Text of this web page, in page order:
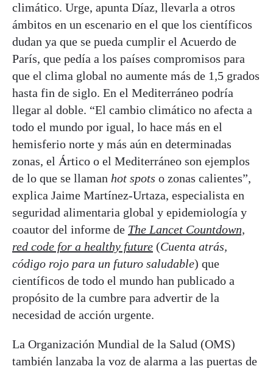
climático. Urge, apunta Díaz, llevarla a otros
ámbitos en un escenario en el que los científicos
dudan ya que se pueda cumplir el Acuerdo de
París, que pedía a los países compromisos para
que el clima global no aumente más de 1,5 grados
hasta fin de siglo. En el Mediterráneo podría
llegar al doble. “El cambio climático no afecta a
todo el mundo por igual, lo hace más en el
hemisferio norte y más aún en determinadas
zonas, el Ártico o el Mediterráneo son ejemplos
de lo que se llaman hot spots o zonas calientes”,
explica Jaime Martínez-Urtaza, especialista en
seguridad alimentaria global y epidemiología y
coautor del informe de The Lancet Countdown,
red code for a healthy future (Cuenta atrás,
código rojo para un futuro saludable) que
científicos de todo el mundo han publicado a
propósito de la cumbre para advertir de la
necesidad de acción urgente.
La Organización Mundial de la Salud (OMS)
también lanzaba la voz de alarma a las puertas de